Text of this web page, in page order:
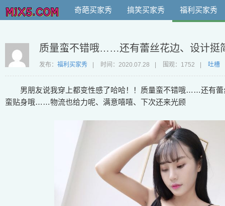
奇葩买家秀 搞笑买家秀 福利买家秀
质量蛮不错哦……还有蕾丝花边、设计挺
发布： 福利买家秀 时间： 2020.07.28 围观：1752 吐槽
男朋友说我穿上都变性感了哈哈！！质量蛮不错哦……还有
蛮贴身哦……物流也给力呢、满意嘻嘻、下次还来光顾